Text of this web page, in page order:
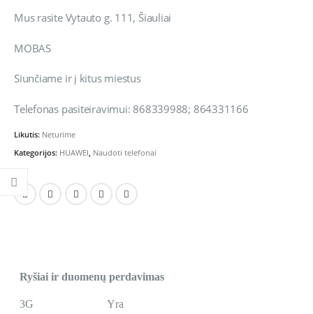
Mus rasite Vytauto g. 111, Šiauliai
MOBAS
Siunčiame ir į kitus miestus
Telefonas pasiteiravimui: 868339988; 864331166
Likutis: Neturime
Kategorijos: HUAWEI Naudoti telefonai
Ryšiai ir duomenų perdavimas
3G Yra